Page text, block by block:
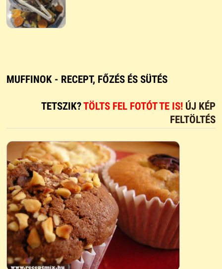
MUFFINOK - RECEPT, FŐZÉS ÉS SÜTÉS
TETSZIK?TÖLTS FEL FOTÓT TE IS! ÚJ KÉP
FELTÖLTÉS